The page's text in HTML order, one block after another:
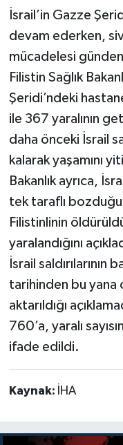
İsrail’in Gazze
devam ederken,
mücadelesi
Filistin Sağlık
Şeridi’ndeki
ile 367 yaralının
daha önceki İsrail
kalarak yaşamını
Bakanlık ayrıca,
tek taraflı
Filistinlinin
yaralandığını
İsrail saldırılarının
tarihinden bu yana
aktarıldığı
760’a, yaralı
ifade edildi.
Kaynak: İHA